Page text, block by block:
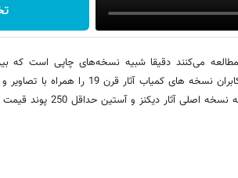
مسئله موجب می شود کابران نسخه های
آثار دیکنز و آستین حداقل 250 پوند قیمت دارند.